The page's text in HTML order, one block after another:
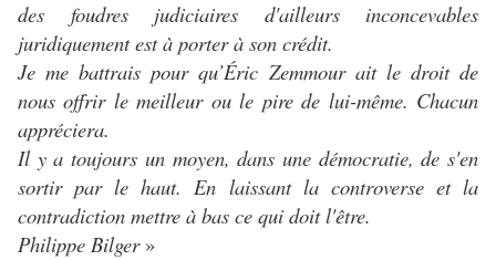
des foudres judiciaires d'ailleurs inconcevables
juridiquement est à porter à son crédit.
Je me battrais pour qu’Éric Zemmour ait le droit de
nous offrir le meilleur ou le pire de lui-même. Chacun
appréciera.
Il y a toujours un moyen, dans une démocratie, de s'en
sortir par le haut. En laissant la controverse et la
contradiction mettre à bas ce qui doit l'être.
Philippe Bilger»